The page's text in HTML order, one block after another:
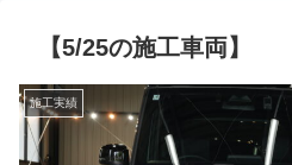
【5/25の施工車両】
施工実績